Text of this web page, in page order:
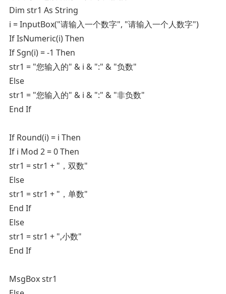
Dim str1 As String
i = InputBox("请输入一个数字", "请输入一个人数字")
If IsNumeric(i) Then
If Sgn(i) = -1 Then
str1 = "您输入的" & i & ":" & "负数"
Else
str1 = "您输入的" & i & ":" & "非负数"
End If
If Round(i) = i Then
If i Mod 2 = 0 Then
str1 = str1 + "，双数"
Else
str1 = str1 + "，单数"
End If
Else
str1 = str1 + ",小数"
End If
MsgBox str1